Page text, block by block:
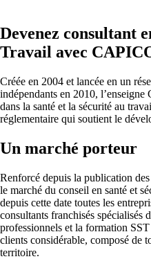
Devenez consultant
Travail avec
Créée en 2004 et lancée en un
indépendants en 2010,
dans la santé et la sécurité au
réglementaire qui soutient le
Un marché porteur
Renforcé depuis la publication
le marché du conseil en santé et
depuis cette date toutes les
consultants franchisés spécialisés
professionnels et la formation
clients considérable, composé de
territoire.